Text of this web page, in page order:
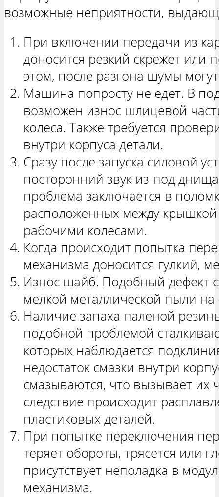
возможные неприятности,
При включении передачи из
доносится резкий скрежет или
этом, после разгона шумы
Машина попросту не едет. В
возможен износ шлицевой
колеса. Также требуется
внутри корпуса детали.
Сразу после запуска силовой
посторонний звук из-под
проблема заключается в
расположенных между
рабочими колесами.
Когда происходит попытка
механизма доносится гулкий,
Износ шайб. Подобный дефект
мелкой металлической пыли
Наличие запаха паленой
подобной проблемой
которых наблюдается
недостаток смазки внутри
смазываются, что вызывает их
следствие происходит
пластиковых деталей.
При попытке переключения
теряет обороты, трясется или
присутствует неполадка в
механизма.